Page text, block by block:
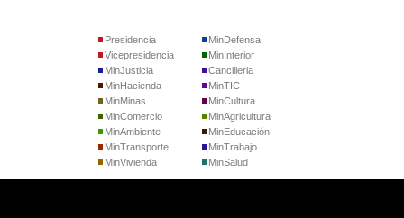
Presidencia
Vicepresidencia
MinJusticia
MinDefensa
MinInterior
Cancilleria
MinHacienda
MinMinas
MinComercio
MinTIC
MinCultura
MinAgricultura
MinAmbiente
MinTransporte
MinVivienda
MinEducación
MinTrabajo
MinSalud